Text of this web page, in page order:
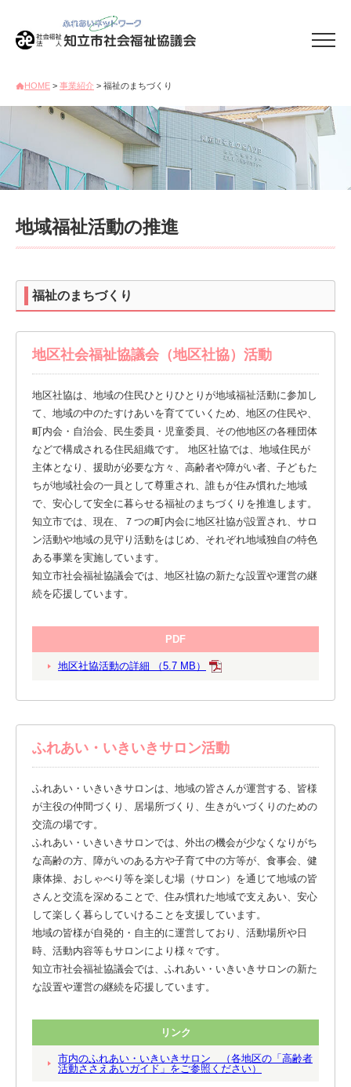
HOME > 事業紹介 > 福祉のまちづくり
地域福祉活動の推進
福祉のまちづくり
地区社会福祉協議会（地区社協）活動
地区社協は、地域の住民ひとりひとりが地域福祉活動に参加し
て、地域の中のたすけあいを育てていくため、地区の住民や、
町内会・自治会、民生委員・児童委員、その他地区の各種団体
などで構成される住民組織です。 地区社協では、地域住民が
主体となり、援助が必要な方々、高齢者や障がい者、子どもた
ちが地域社会の一員として尊重され、誰もが住み慣れた地域
で、安心して安全に暮らせる福祉のまちづくりを推進します。
知立市では、現在、７つの町内会に地区社協が設置され、サロ
ン活動や地域の見守り活動をはじめ、それぞれ地域独自の特色
ある事業を実施しています。
知立市社会福祉協議会では、地区社協の新たな設置や運営の継
続を応援しています。
PDF
地区社協活動の詳細 （5.7 MB）
ふれあい・いきいきサロン活動
ふれあい・いきいきサロンは、地域の皆さんが運営する、皆様
が主役の仲間づくり、居場所づくり、生きがいづくりのための
交流の場です。
ふれあい・いきいきサロンでは、外出の機会が少なくなりがち
な高齢の方、障がいのある方や子育て中の方等が、食事会、健
康体操、おしゃべり等を楽しむ場（サロン）を通じて地域の皆
さんと交流を深めることで、住み慣れた地域で支えあい、安心
して楽しく暮らしていけることを支援しています。
地域の皆様が自発的・自主的に運営しており、活動場所や日
時、活動内容等もサロンにより様々です。
知立市社会福祉協議会では、ふれあい・いきいきサロンの新た
な設置や運営の継続を応援しています。
リンク
市内のふれあい・いきいきサロン （各地区の「高齢者
活動ささえあいガイド」をご参照ください）